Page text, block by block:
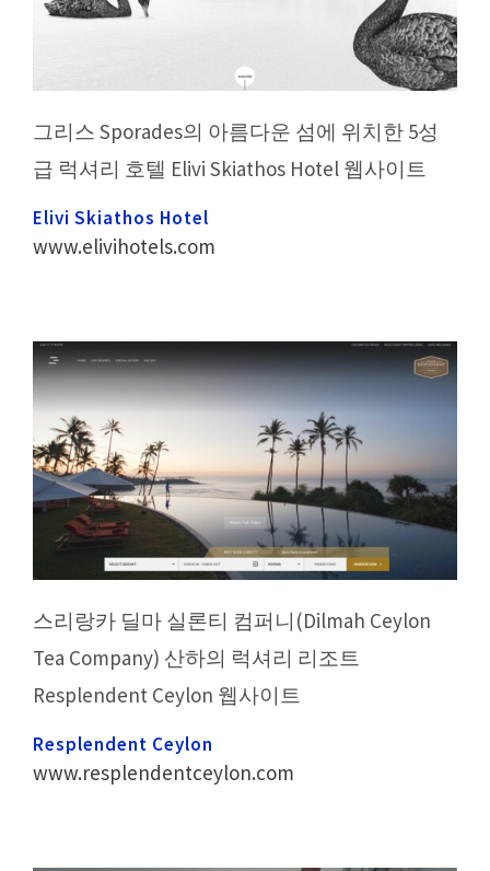
그리스 Sporades의 아름다운 섬에 위치한 5성
급 럭셔리 호텔 Elivi Skiathos Hotel 웹사이트
Elivi Skiathos Hotel
www.elivihotels.com
스리랑카 딜마 실론티 컴퍼니(Dilmah Ceylon
Tea Company) 산하의 럭셔리 리조트
Resplendent Ceylon 웹사이트
Resplendent Ceylon
www.resplendentceylon.com